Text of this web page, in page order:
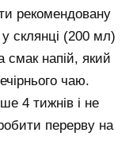
рекомендовану
склянці (200 мл)
напій, який
чаю.
4 тижнів і не
перерву на